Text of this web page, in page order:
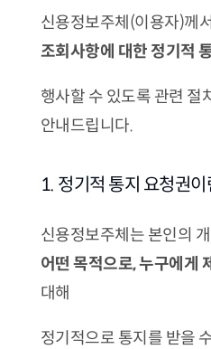
신용정보주체(이용자)께
조회사항에 대한 정기적
행사할 수 있도록 관련 절
안내드립니다.
1. 정기적 통지 요청권이
신용정보주체는 본인의
어떤 목적으로, 누구에게
대해
정기적으로 통지를 받을